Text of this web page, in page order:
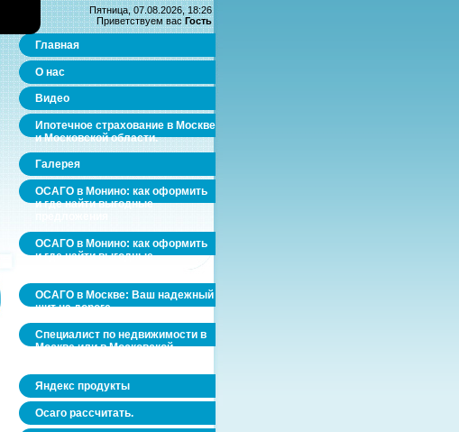
Пятница, 07.08.2026, 18:26
Приветствуем вас Гость
Главная
О нас
Видео
Ипотечное страхование в Москве
и Московской области.
Галерея
ОСАГО в Монино: как оформить
и где найти выгодные
ОСАГО в Монино: как оформить
и где найти выгодные
ОСАГО в Москве: Ваш надежный
щит на дороге
Специалист по недвижимости в
Москве или в Московской
Яндекс продукты
Осаго рассчитать.